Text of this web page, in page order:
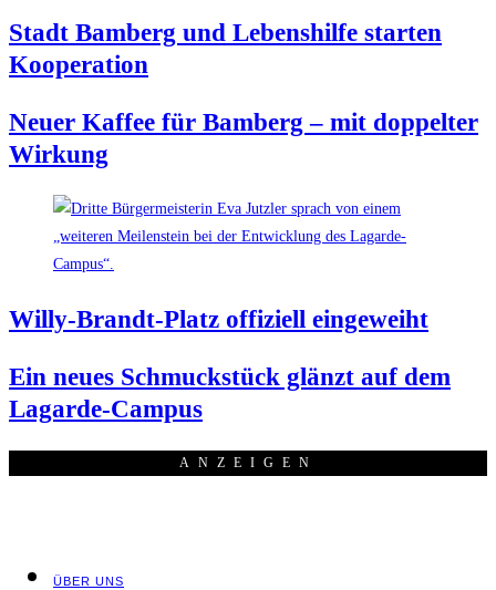
Stadt Bam­berg und Lebens­hil­fe star­ten
Kooperation
Neu­er Kaf­fee für Bam­berg – mit dop­pel­ter
Wirkung
Wil­ly-Brandt-Platz offi­zi­ell eingeweiht
Ein neu­es Schmuck­stück glänzt auf dem
Lagarde-Campus
ANZEI­GEN
ÜBER UNS